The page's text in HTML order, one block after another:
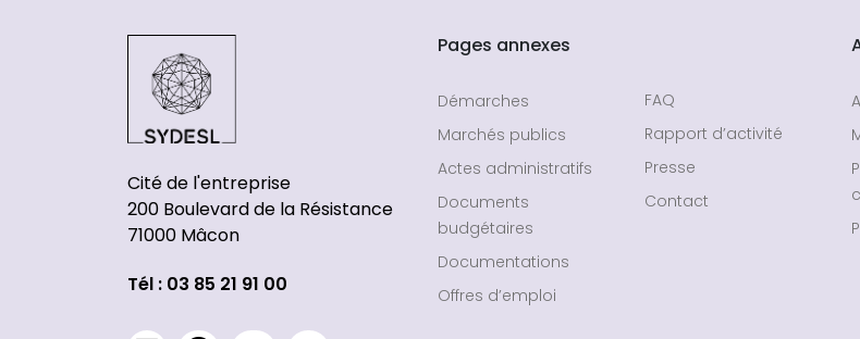
Cité de l'entreprise
200 Boulevard de la Résistance
71000 Mâcon
Tél : 03 85 21 91 00
Pages annexes
Démarches
Marchés publics
Actes administratifs
Documents
budgétaires
Documentations
Offres d’emploi
FAQ
Rapport d’activité
Presse
Contact